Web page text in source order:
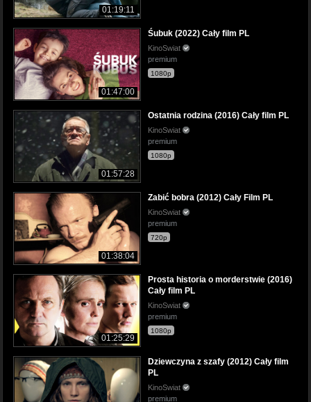
01:19:11
01:47:00
Śubuk (2022) Cały film PL
KinoSwiat
premium
1080p
01:57:28
Ostatnia rodzina (2016) Cały film PL
KinoSwiat
premium
1080p
01:38:04
Zabić bobra (2012) Cały Film PL
KinoSwiat
premium
720p
01:25:29
Prosta historia o morderstwie (2016)
Cały film PL
KinoSwiat
premium
1080p
Dziewczyna z szafy (2012) Cały film
PL
KinoSwiat
premium